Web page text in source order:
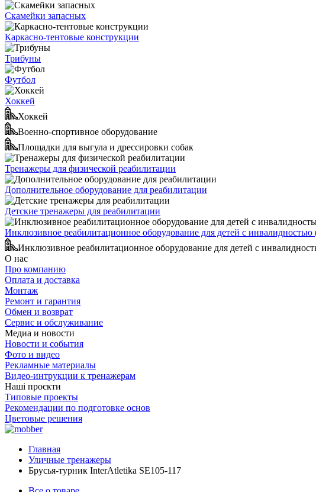
Скамейки запасных
Каркасно-тентовые конструкции
Трибуны
Футбол
Хоккей
Хоккей
Военно-спортивное оборудование
Площадки для выгула и дрессировки собак
Тренажеры для физической реабилитации
Дополнительное оборудование для реабилитации
Детские тренажеры для реабилитации
Инклюзивное реабилитационное оборудование для детей с
Инклюзивное реабилитационное оборудование для детей с
О нас
Про компанию
Оплата и доставка
Монтаж
Ремонт и гарантия
Обмен и возврат
Сервис и обслуживание
Медиа и новости
Новости и события
Фото и видео
Рекламные материалы
Видео-интрукции к тренажерам
Наші проєкти
Типовые проекты
Рекомендации по подготовке основ
Цветовые решения
Главная
Уличные тренажеры
Брусья-турник InterAtletika SE105-117